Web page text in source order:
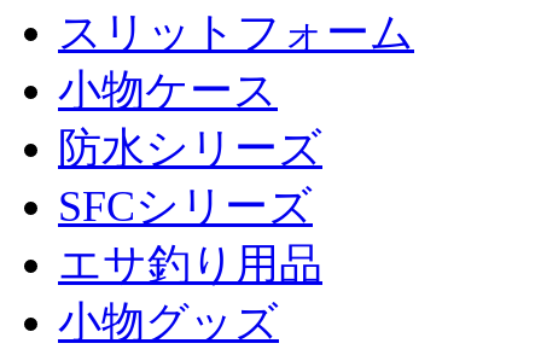
スリットフォーム
小物ケース
防水シリーズ
SFCシリーズ
エサ釣り用品
小物グッズ